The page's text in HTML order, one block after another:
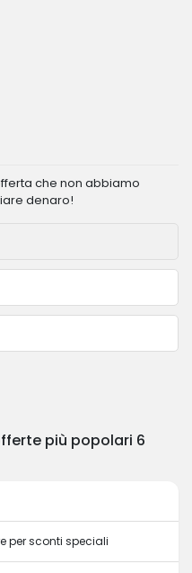
che non abbiamo
denaro!
più popolari 6
per sconti speciali